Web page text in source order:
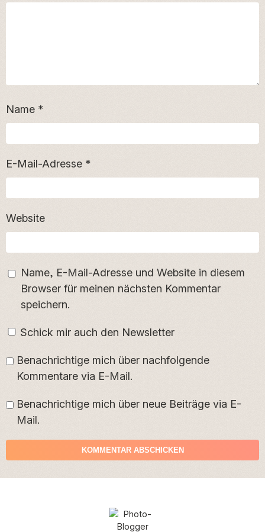
Name *
E-Mail-Adresse *
Website
Name, E-Mail-Adresse und Website in diesem
Browser für meinen nächsten Kommentar
speichern.
Schick mir auch den Newsletter
Benachrichtige mich über nachfolgende
Kommentare via E-Mail.
Benachrichtige mich über neue Beiträge via E-
Mail.